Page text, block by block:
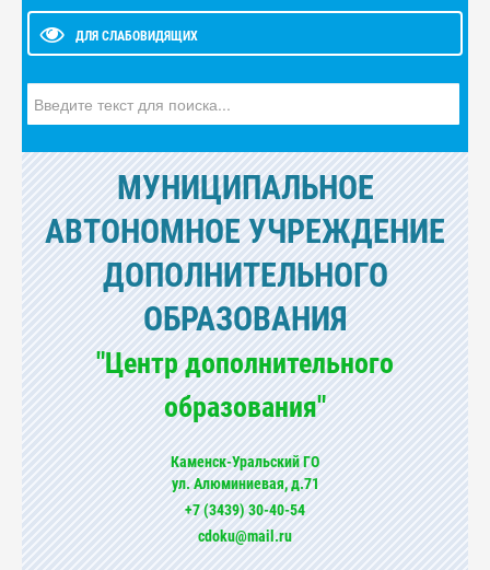
ДЛЯ СЛАБОВИДЯЩИХ
МУНИЦИПАЛЬНОЕ
АВТОНОМНОЕ УЧРЕЖДЕНИЕ
ДОПОЛНИТЕЛЬНОГО
ОБРАЗОВАНИЯ
"Центр дополнительного
образования"
Каменск-Уральский ГО
ул. Алюминиевая, д.71
+7 (3439) 30-40-54
cdoku@mail.ru